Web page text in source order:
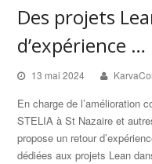
Des projets
d’expérience …
13 mai 2024
En charge de l’amélioration
STELIA à St Nazaire et
propose un retour
dédiées aux projets Lean